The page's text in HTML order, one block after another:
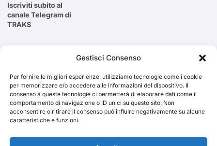
Gestisci Consenso
Per fornire le migliori esperienze, utilizziamo tecnologie come i cookie
per memorizzare e/o accedere alle informazioni del dispositivo. Il
consenso a queste tecnologie ci permetterà di elaborare dati come il
comportamento di navigazione o ID unici su questo sito. Non
acconsentire o ritirare il consenso può influire negativamente su alcune
caratteristiche e funzioni.
Iscriviti subito al
canale Telegram di
TRAKS
Cerca